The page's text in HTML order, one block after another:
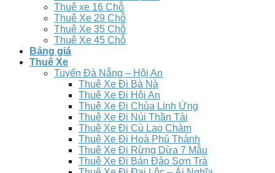
Thuê xe 16 Chỗ
Thuê Xe 29 Chỗ
Thuê Xe 35 Chỗ
Thuê Xe 45 Chỗ
Bảng giá
Thuê Xe
Tuyến Đà Nẵng – Hội An
Thuê Xe Đi Bà Nà
Thuê Xe Đi Hội An
Thuê Xe Đi Chùa Linh Ứng
Thuê Xe Đi Núi Thần Tài
Thuê Xe Đi Cù Lao Chàm
Thuê Xe Đi Hoà Phú Thành
Thuê Xe Đi Rừng Dừa 7 Mẫu
Thuê Xe Đi Bán Đảo Sơn Trà